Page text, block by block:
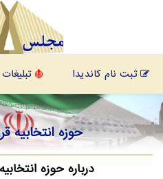
ثبت نام کاندیدا تبلیغات
حوزه انتخابیه
درباره حوزه